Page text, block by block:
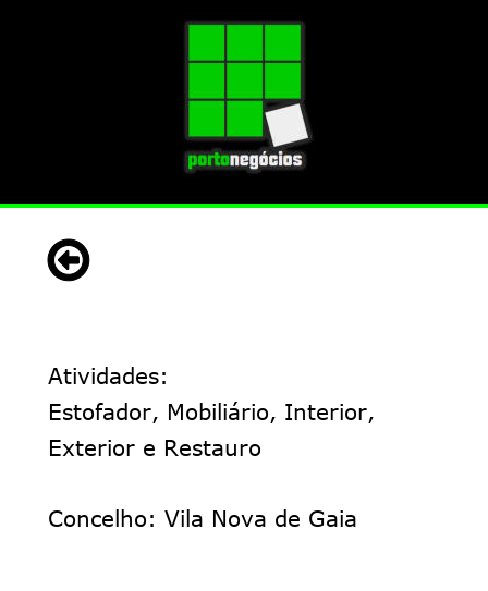
Atividades:
Estofador, Mobiliário, Interior,
Exterior e Restauro
Concelho: Vila Nova de Gaia